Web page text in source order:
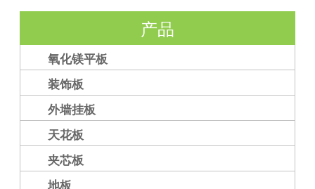
产品
氧化镁平板
装饰板
外墙挂板
天花板
夹芯板
地板